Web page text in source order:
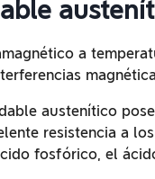
a
austenítico
resistencia a
fosfórico, el